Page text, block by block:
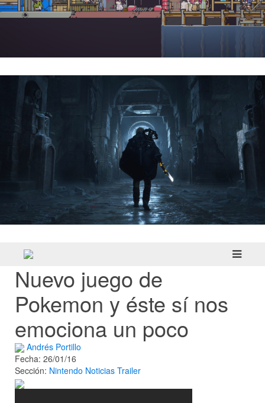
Nuevo juego de
Pokemon y éste sí nos
emociona un poco
Andrés Portillo
Fecha: 26/01/16
Sección: Nintendo Noticias Trailer